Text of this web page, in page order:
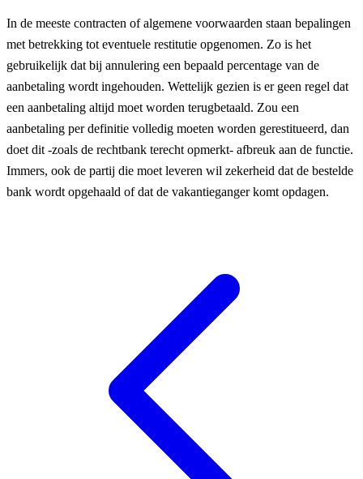
In de meeste contracten of algemene voorwaarden staan bepalingen
met betrekking tot eventuele restitutie opgenomen. Zo is het
gebruikelijk dat bij annulering een bepaald percentage van de
aanbetaling wordt ingehouden. Wettelijk gezien is er geen regel dat
een aanbetaling altijd moet worden terugbetaald. Zou een
aanbetaling per definitie volledig moeten worden gerestitueerd, dan
doet dit -zoals de rechtbank terecht opmerkt- afbreuk aan de functie.
Immers, ook de partij die moet leveren wil zekerheid dat de bestelde
bank wordt opgehaald of dat de vakantieganger komt opdagen.